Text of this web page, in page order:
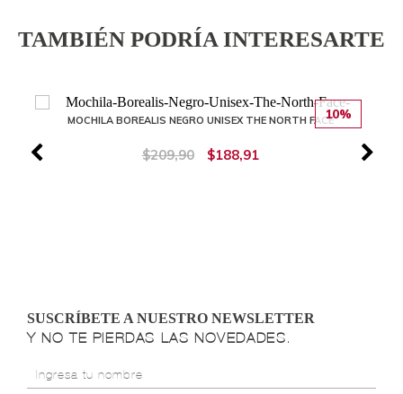
TAMBIÉN PODRÍA INTERESARTE
10%
MOCHILA BOREALIS NEGRO UNISEX THE NORTH FACE
$209,90 $188,91
SUSCRÍBETE A NUESTRO NEWSLETTER
Y NO TE PIERDAS LAS NOVEDADES.